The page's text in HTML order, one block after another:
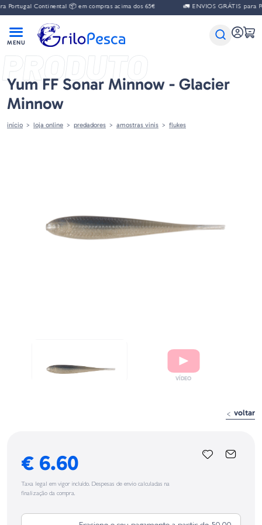
Continental 📦 em compras acima dos 65€ 🚛 ENVIOS GRÁTIS para
PRODUTO
Yum FF Sonar Minnow - Glacier
Minnow
início loja online predadores amostras vinis flukes
voltar
€ 6.60
Taxa legal em vigor incluído. Despesas de envio calculadas na
finalização da compra.